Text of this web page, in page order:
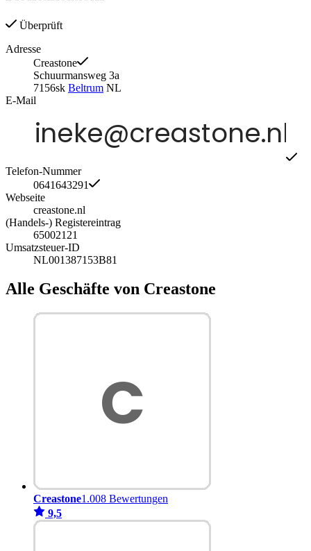
Überprüft
Adresse
Creastone
Schuurmansweg 3a
7156sk Beltrum NL
E-Mail
Telefon-Nummer
0641643291
Webseite
creastone.nl
(Handels-) Registereintrag
65002121
Umsatzsteuer-ID
NL001387153B81
Alle Geschäfte von Creastone
Creastone1.008 Bewertungen
9,5